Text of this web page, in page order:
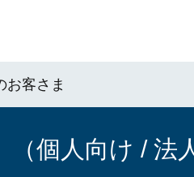
お客さま
個人向け / 法